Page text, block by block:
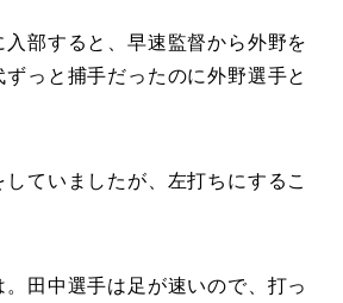
部すると、早速監督から外野を
っと捕手だったのに外野選手と
していましたが、左打ちにするこ
田中選手は足が速いので、打っ